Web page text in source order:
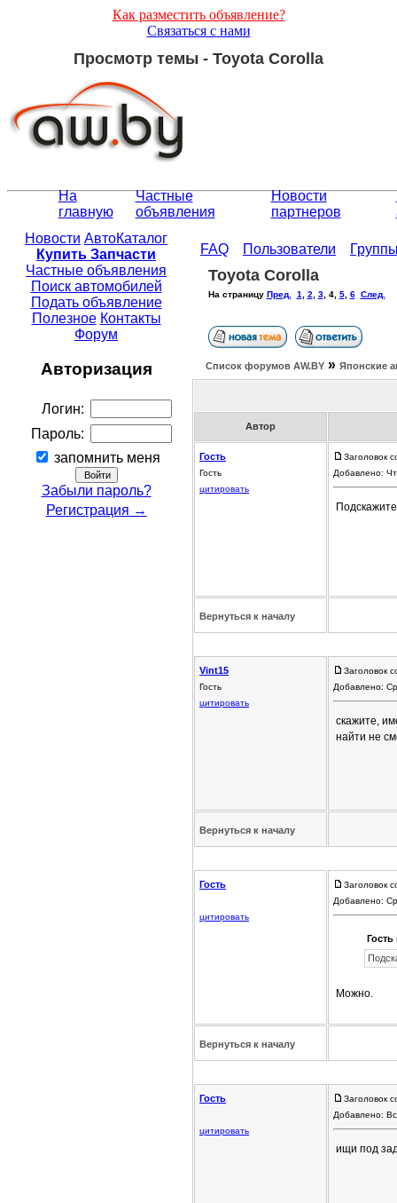
Как разместить объявление?
Связаться с нами
Просмотр темы - Toyota Corolla
На
главную
Частные
объявления
Новости
партнеров
Новости АвтоКаталог
Купить Запчасти
Частные объявления
Поиск автомобилей
Подать объявление
Полезное Контакты
Форум
Авторизация
Логин:
Пароль:
запомнить меня
Забыли пароль?
Регистрация →
FAQ Пользователи
Toyota Corolla
На страницу Пред. 1 2 3, 4, 5, 6 След.
Список форумов АW.BY » Японские
Автор
Гость
Гость
цитировать
Заголовок
Добавлено:
Вернуться к началу
Vint15
Гость
цитировать
Заголовок
Добавлено:
скажите,
найти не
Вернуться к началу
Гость
цитировать
Заголовок
Добавлено:
Можно.
Вернуться к началу
Гость
цитировать
Заголовок
Добавлено:
ищи под